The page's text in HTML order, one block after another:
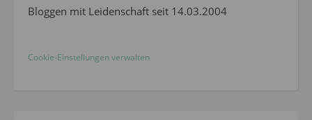
Bloggen mit Leidenschaft seit 14.03.2004
Cookie-Einstellungen verwalten